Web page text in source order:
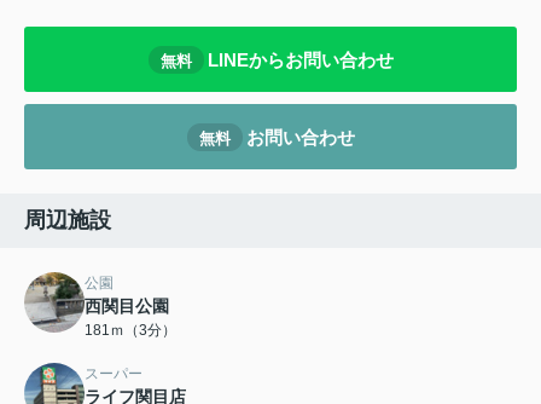
無料 LINEからお問い合わせ
無料 お問い合わせ
周辺施設
公園
西関目公園
181ｍ（3分）
スーパー
ライフ関目店